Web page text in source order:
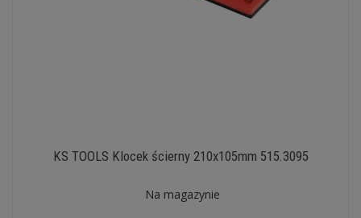
KS TOOLS Klocek ścierny 210x105mm 515.3095
Na magazynie